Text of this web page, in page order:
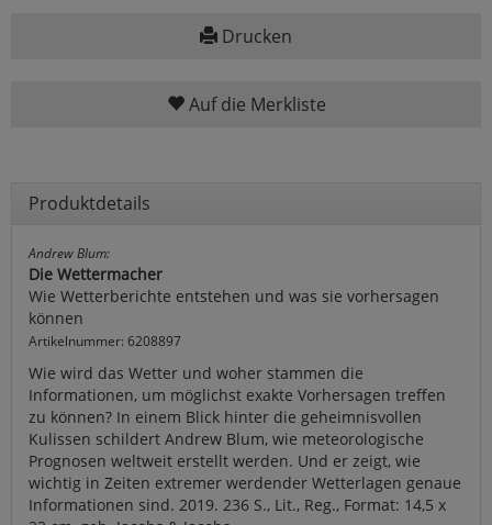
Drucken
Auf die Merkliste
Produktdetails
Andrew Blum:
Die Wettermacher
Wie Wetterberichte entstehen und was sie vorhersagen
können
Artikelnummer: 6208897
Wie wird das Wetter und woher stammen die
Informationen, um möglichst exakte Vorhersagen treffen
zu können? In einem Blick hinter die geheimnisvollen
Kulissen schildert Andrew Blum, wie meteorologische
Prognosen weltweit erstellt werden. Und er zeigt, wie
wichtig in Zeiten extremer werdender Wetterlagen genaue
Informationen sind. 2019. 236 S., Lit., Reg., Format: 14,5 x